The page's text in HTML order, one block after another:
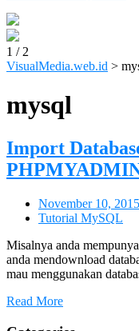
1 / 2
VisualMedia.web.id >
mysql
Import
November 10, 2015
Tutorial MySQL
Misalnya anda
anda mendownload
mau menggunakan
Read More